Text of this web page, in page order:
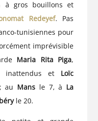
à gros bouillons et
Redeyef. Pas
tunisiennes pour
imprévisible
Maria Rita Piga,
et Loïc
au Mans le 7, à La
le 20.